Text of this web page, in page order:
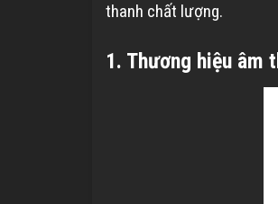
thanh chất lượng.
1. Thương hiệu âm